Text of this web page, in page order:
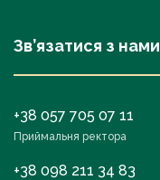
Зв’язатися з нами
+38 057 705 07 11
Приймальня ректора
+38 098 211 34 83